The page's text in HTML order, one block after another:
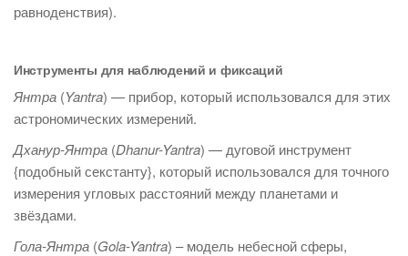
равноденствия).
Инструменты для наблюдений и фиксаций
Янтра (Yantra) — прибор, который использовался для этих
астрономических измерений.
Дханур-Янтра (Dhanur-Yantra) — дуговой инструмент
{подобный секстанту}, который использовался для точного
измерения угловых расстояний между планетами и
звёздами.
Гола-Янтра (Gola-Yantra) – модель небесной сферы,